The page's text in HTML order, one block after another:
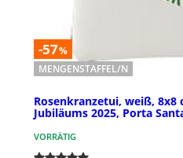
-57%
MENGENSTAFFEL/N
Rosenkranzetui, weiß,
Jubiläums 2025, Porta
VORRÄTIG